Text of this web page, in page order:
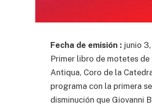
Fecha de emisión : junio 3,
Primer libro de motetes
Antiqua, Coro de la
programa con la primera
disminución que Giovanni